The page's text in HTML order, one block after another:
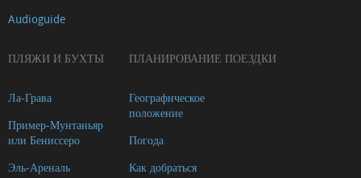
Audioguide
ПЛЯЖИ И БУХТЫ
Ла-Грава
Пример-Мунтаньяр
или Бениссеро
Эль-Ареналь
ПЛАНИРОВАНИЕ ПОЕЗДКИ
Географическое
положение
Погода
Как добраться